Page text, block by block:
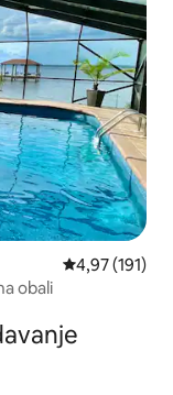
Prosečna
4,97 (191)
obali